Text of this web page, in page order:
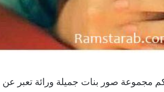
مجموعة صور بنات جميلة ورائة تعبر عن